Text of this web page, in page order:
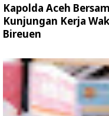
Kapolda Aceh
Kunjungan Kerja
Bireuen